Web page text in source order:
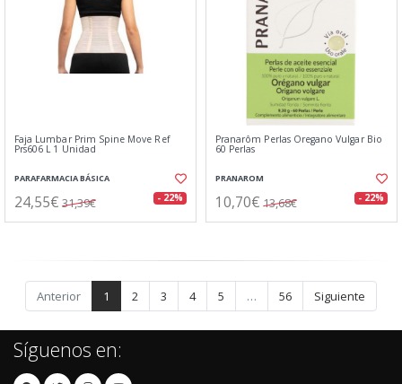
Faja Lumbar Prim Spine Move Ref
Prs606 L 1 Unidad
PARAFARMACIA BÁSICA
24,55€ 31,39€ - 22%
Pranarôm Perlas Oregano Vulgar Bio
60 Perlas
PRANAROM
10,70€ 13,68€ - 22%
Anterior 1 2 3 4 5 … 56 Siguiente
Síguenos en: